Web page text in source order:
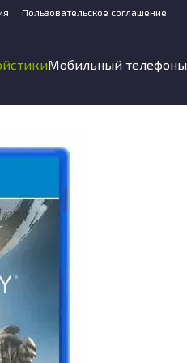
Пользовательское соглашение
Мобильный телефоны